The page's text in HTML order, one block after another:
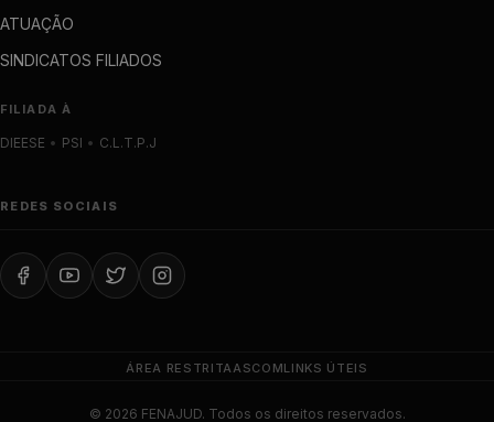
ATUAÇÃO
SINDICATOS FILIADOS
FILIADA À
DIEESE • PSI • C.L.T.P.J
REDES SOCIAIS
ÁREA RESTRITAASCOMLINKS ÚTEIS
© 2026 FENAJUD. Todos os direitos reservados.